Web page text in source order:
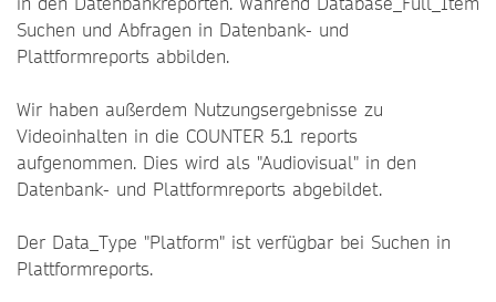
Suchen und Abfragen in Datenbank- und
Plattformreports abbilden.
Wir haben außerdem Nutzungsergebnisse zu
Videoinhalten in die COUNTER 5.1 reports
aufgenommen. Dies wird als "Audiovisual" in den
Datenbank- und Plattformreports abgebildet.
Der Data_Type "Platform" ist verfügbar bei Suchen in
Plattformreports.